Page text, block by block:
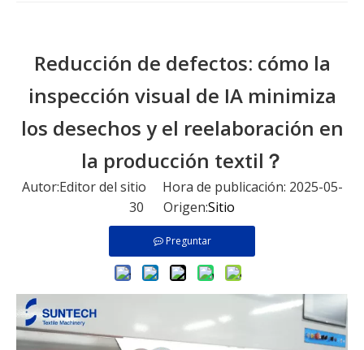
Reducción de defectos: cómo la
inspección visual de IA minimiza
los desechos y el reelaboración en
la producción textil？
Autor:Editor del sitio Hora de publicación: 2025-05-
30 Origen:Sitio
Preguntar